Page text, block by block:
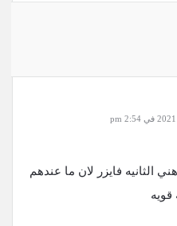
الثانيه فايزر لان ما عندهم